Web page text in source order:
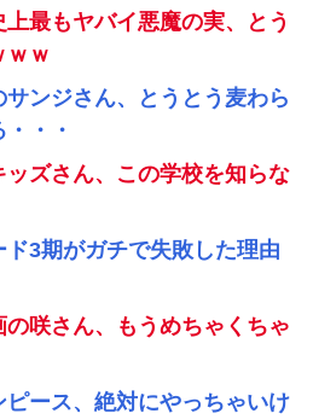
上最もヤバイ悪魔の実、とう
ｗｗ
サンジさん、とうとう麦わら
・・
ッズさん、この学校を知らな
ド3期がガチで失敗した理由
の咲さん、もうめちゃくちゃ
ピース、絶対にやっちゃいけ